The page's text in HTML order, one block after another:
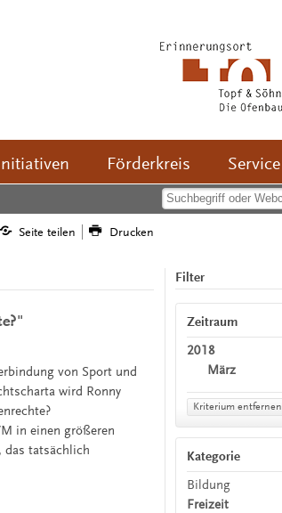
Förderkreis Service
Seite teilen Drucken
von Sport und
wird Ronny
in einen größeren
das tatsächlich
Filter
Zeitraum
2018
März
Kriterium entfernen
Kategorie
Bildung
Freizeit